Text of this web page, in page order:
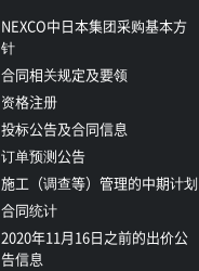
NEXCO中日本集团采购基本方
针
合同相关规定及要领
资格注册
投标公告及合同信息
订单预测公告
施工（调查等）管理的中期计划
合同统计
2020年11月16日之前的出价公
告信息